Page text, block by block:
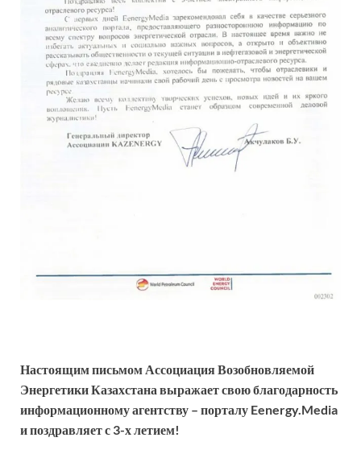
Настоящим письмом Ассоциация Возобновляемой
Энергетики Казахстана выражает свою благодарность
информационному агентству – порталу Eenergy.Media
и поздравляет с 3-х летием!